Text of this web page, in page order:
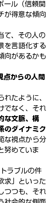
ール（信頼関
が得意な傾向
て、その人の
を言語化する
向があるかも
からの人間
たように、
でなく、それ
な文脈、構
のダイナミク
な視点から分
努めていま
ラブルの件
求」といった
つつも、それ